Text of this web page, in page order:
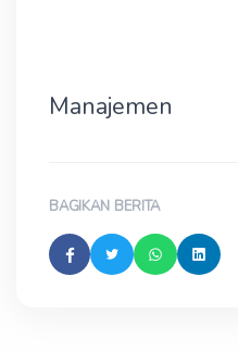
Manajemen
BAGIKAN BERITA